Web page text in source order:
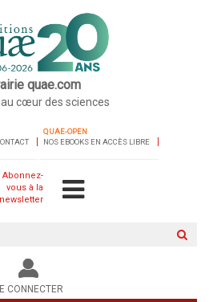
quae.com
au cœur des sciences
QUAE-OPEN
NOS EBOOKS EN ACCÈS LIBRE
Abonnez-
vous à la
newsletter
le
site
CONNECTER